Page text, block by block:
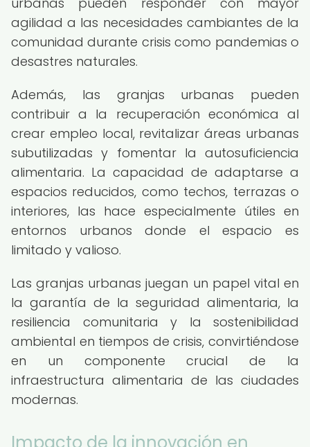
agilidad a las necesidades cambiantes de la
comunidad durante crisis como pandemias o
desastres naturales.
Además, las granjas urbanas pueden
contribuir a la recuperación económica al
crear empleo local, revitalizar áreas urbanas
subutilizadas y fomentar la autosuficiencia
alimentaria. La capacidad de adaptarse a
espacios reducidos, como techos, terrazas o
interiores, las hace especialmente útiles en
entornos urbanos donde el espacio es
limitado y valioso.
Las granjas urbanas juegan un papel vital en
la garantía de la seguridad alimentaria, la
resiliencia comunitaria y la sostenibilidad
ambiental en tiempos de crisis, convirtiéndose
en un componente crucial de la
infraestructura alimentaria de las ciudades
modernas.